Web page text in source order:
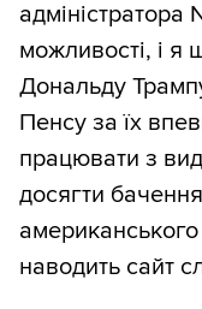
адміністратора
можливості, і я
Дональду
Пенсу за їх
працювати з
досягти
американського
наводить сайт